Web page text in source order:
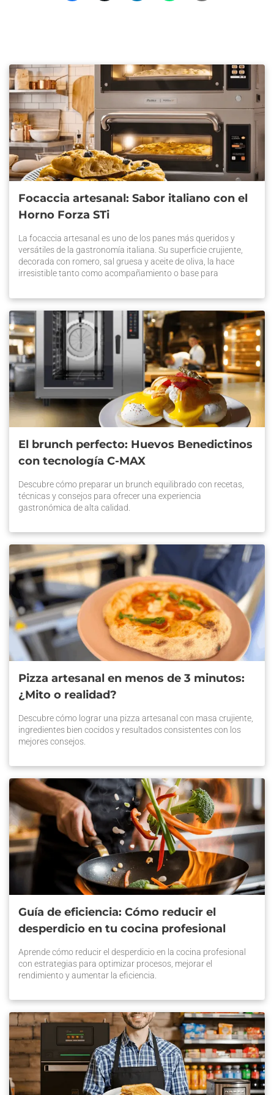
Focaccia artesanal: Sabor italiano con el
Horno Forza STi
La focaccia artesanal es uno de los panes más queridos y
versátiles de la gastronomía italiana. Su superficie crujiente,
decorada con romero, sal gruesa y aceite de oliva, la hace
irresistible tanto como acompañamiento o base para
panificación en Chile, ofrecer este producto con alta calidad
Horno Forza STi se publicó primero en Prática Chile.
El brunch perfecto: Huevos Benedictinos
con tecnología C-MAX
Descubre cómo preparar un brunch equilibrado con recetas,
técnicas y consejos para ofrecer una experiencia
gastronómica de alta calidad.
Pizza artesanal en menos de 3 minutos:
¿Mito o realidad?
Descubre cómo lograr una pizza artesanal con masa crujiente,
ingredientes bien cocidos y resultados consistentes con los
mejores consejos.
Guía de eficiencia: Cómo reducir el
desperdicio en tu cocina profesional
Aprende cómo reducir el desperdicio en la cocina profesional
con estrategias para optimizar procesos, mejorar el
rendimiento y aumentar la eficiencia.